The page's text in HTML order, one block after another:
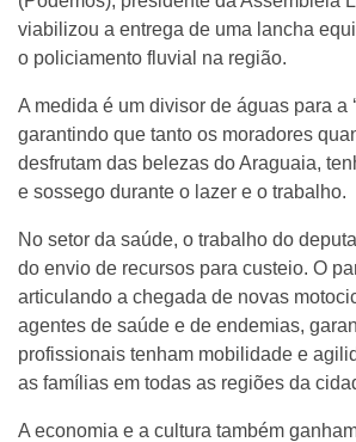
viabilizou a entrega de uma lancha
o policiamento fluvial na região.
A medida é um divisor de águas para a
garantindo que tanto os moradores
desfrutam das belezas do Araguaia,
e sossego durante o lazer e o trabalho.
No setor da saúde, o trabalho do
do envio de recursos para custeio. O
articulando a chegada de novas
agentes de saúde e de endemias,
profissionais tenham mobilidade e
as famílias em todas as regiões da
A economia e a cultura também